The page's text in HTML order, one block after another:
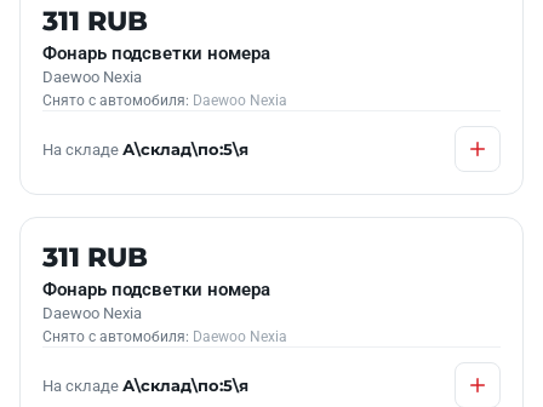
Б/У В НАЛИЧИИ
311 RUB
Фонарь подсветки номера
Daewoo Nexia
Снято с автомобиля: Daewoo Nexia
На складе А\склад\по:5\я
Б/У В НАЛИЧИИ
311 RUB
Фонарь подсветки номера
Daewoo Nexia
Снято с автомобиля: Daewoo Nexia
На складе А\склад\по:5\я